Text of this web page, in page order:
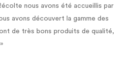
nous avons été accueillis par
avons découvert la gamme des
de très bons produits de qualité,